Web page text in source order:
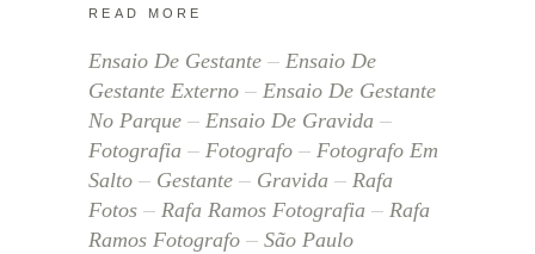
READ MORE
Ensaio De Gestante
Ensaio De
Gestante Externo
Ensaio De Gestante
No Parque
Ensaio De Gravida
Fotografia
Fotografo
Fotografo Em
Salto
Gestante Gravida
Rafa
Fotos
Rafa Ramos Fotografia
Rafa
Ramos Fotografo
São Paulo